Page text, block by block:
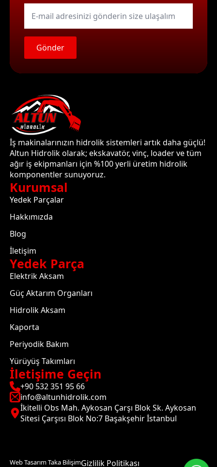
E-
mail
Gönder
İş makinalarınızın hidrolik sistemleri artık daha güçlü!
Altun Hidrolik olarak; ekskavatör, vinç, loader ve tüm
ağır iş ekipmanları için %100 yerli üretim hidrolik
komponentler sunuyoruz.
Kurumsal
Yedek Parçalar
Hakkımızda
Blog
İletişim
Yedek Parça
Elektrik Aksam
Güç Aktarım Organları
Hidrolik Aksam
Kaporta
Periyodik Bakım
Yürüyüş Takımları
İletişime Geçin
+90 532 351 95 66
info@altunhidrolik.com
İkitelli Obs Mah. Aykosan Çarşı Blok Sk. Aykosan
Sitesi Çarşısı Blok No:7 Başakşehir İstanbul
Web Tasarım Taka BilişimGizlilik Politikası